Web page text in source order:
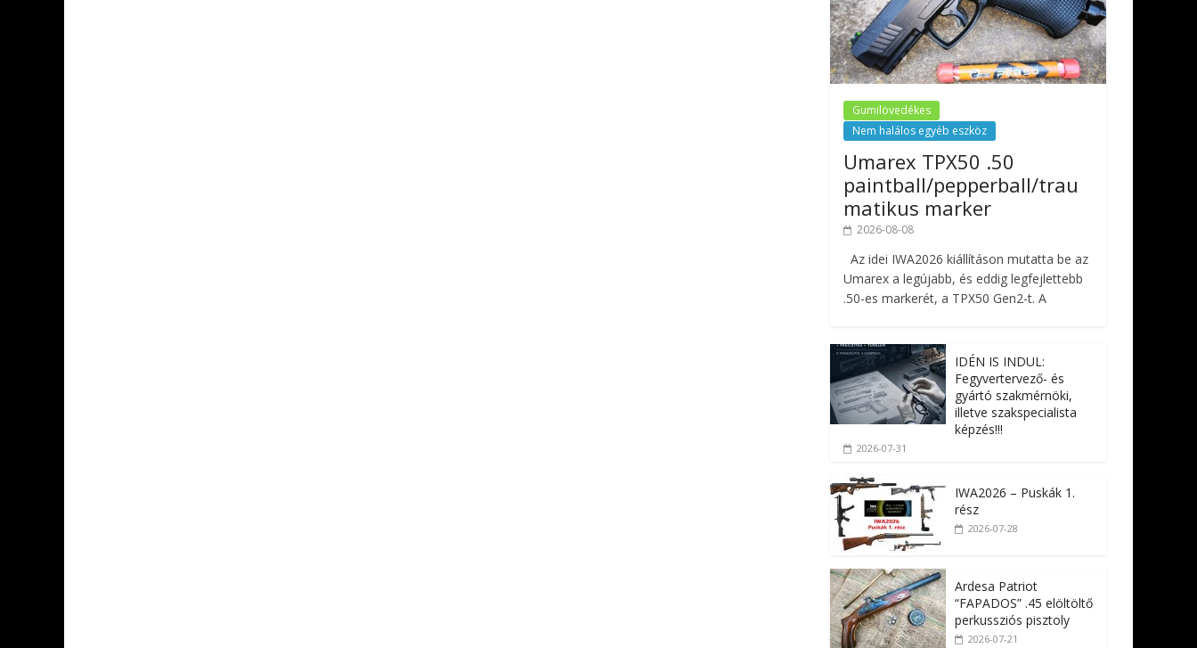
Gumilövedékes
Nem halálos egyéb eszköz
Umarex TPX50 .50
paintball/pepperball/trau
matikus marker
2026-08-08
Az idei IWA2026 kiállításon mutatta be az
Umarex a legújabb, és eddig legfejlettebb
.50-es markerét, a TPX50 Gen2-t. A
IDÉN IS INDUL:
Fegyvertervező- és
gyártó szakmérnöki,
illetve szakspecialista
képzés!!!
2026-07-31
IWA2026 – Puskák 1.
rész
2026-07-28
Ardesa Patriot
“FAPADOS” .45 elöltöltő
perkussziós pisztoly
2026-07-21